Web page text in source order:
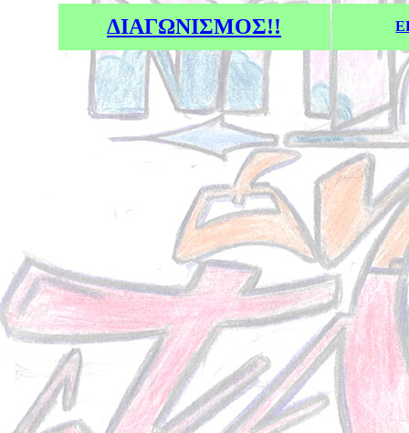
ΔΙΑΓΩΝΙΣΜΟΣ!!